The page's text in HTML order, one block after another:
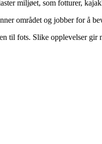
miljøet, som fotturer,
området og jobber for å
til fots. Slike opplevelser gir